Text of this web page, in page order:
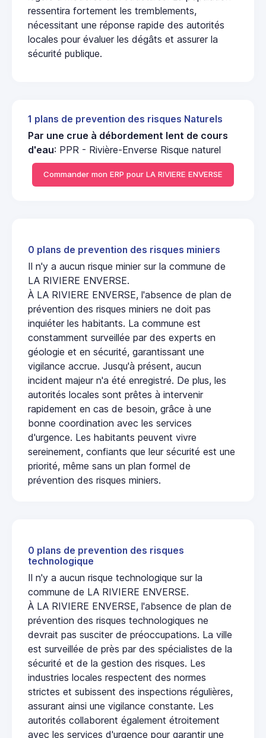
ressentira fortement les tremblements,
nécessitant une réponse rapide des autorités
locales pour évaluer les dégâts et assurer la
sécurité publique.
1 plans de prevention des risques Naturels
Par une crue à débordement lent de cours
d'eau: PPR - Rivière-Enverse Risque naturel
Commander mon ERP pour LA RIVIERE ENVERSE
0 plans de prevention des risques miniers
Il n'y a aucun risque minier sur la commune de
LA RIVIERE ENVERSE.
À LA RIVIERE ENVERSE, l'absence de plan de
prévention des risques miniers ne doit pas
inquiéter les habitants. La commune est
constamment surveillée par des experts en
géologie et en sécurité, garantissant une
vigilance accrue. Jusqu'à présent, aucun
incident majeur n'a été enregistré. De plus, les
autorités locales sont prêtes à intervenir
rapidement en cas de besoin, grâce à une
bonne coordination avec les services
d'urgence. Les habitants peuvent vivre
sereinement, confiants que leur sécurité est une
priorité, même sans un plan formel de
prévention des risques miniers.
0 plans de prevention des risques
technologique
Il n'y a aucun risque technologique sur la
commune de LA RIVIERE ENVERSE.
À LA RIVIERE ENVERSE, l'absence de plan de
prévention des risques technologiques ne
devrait pas susciter de préoccupations. La ville
est surveillée de près par des spécialistes de la
sécurité et de la gestion des risques. Les
industries locales respectent des normes
strictes et subissent des inspections régulières,
assurant ainsi une vigilance constante. Les
autorités collaborent également étroitement
avec les services d'urgence pour garantir une